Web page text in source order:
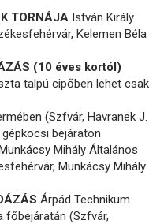
TORNÁJA István Király
Kelemen Béla
(10 éves kortól)
talpú cipőben lehet csak
(Szfvár, Havranek J.
bejáraton
Mihály Általános
Munkácsy Mihály
Árpád Technikum
főbejáratán (Szfvár,